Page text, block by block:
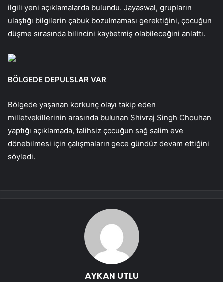
ilgili yeni açıklamalarda bulundu. Jayaswal, grupların
ulaştığı bilgilerin çabuk bozulmaması gerektiğini, çocuğun
düşme sırasında bilincini kaybetmiş olabileceğini anlattı.
BÖLGEDE DEPULSLAR VAR
Bölgede yaşanan korkunç olayı takip eden
milletvekillerinin arasında bulunan Shivraj Singh Chouhan
yaptığı açıklamada, talihsiz çocuğun sağ salim eve
dönebilmesi için çalışmaların gece gündüz devam ettiğini
söyledi.
AYKAN UTLU